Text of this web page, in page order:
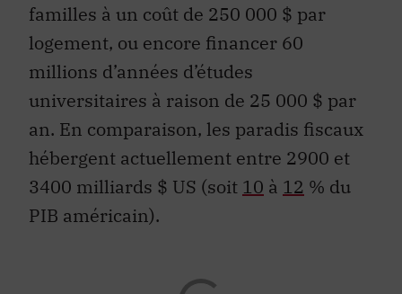
familles à un coût de 250 000 $ par
logement, ou encore financer 60
millions d’années d’études
universitaires à raison de 25 000 $ par
an. En comparaison, les paradis fiscaux
hébergent actuellement entre 2900 et
3400 milliards $ US (soit 10 à 12 % du
PIB américain).